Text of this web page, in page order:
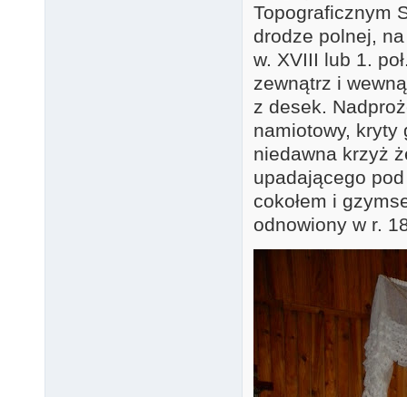
Topograficznym
drodze polnej,
w. XVIII lub 1.
zewnątrz i
z desek.
namiotowy, kryty
niedawna krzyż
upadającego
cokołem i
odnowiony w r.